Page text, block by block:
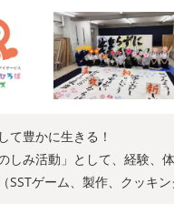
て豊かに生きる！
しみ活動」として、経験、
SSTゲーム、製作、クッキ